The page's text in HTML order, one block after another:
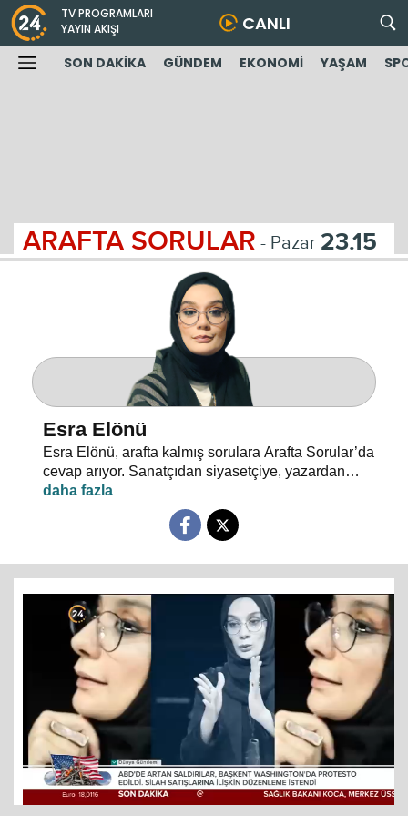
TV PROGRAMLARI
YAYIN AKIŞI
CANLI
SON DAKİKA GÜNDEM EKONOMİ YAŞAM
ARAFTA SORULAR - Pazar 23.15
Esra Elönü
Esra Elönü, arafta kalmış sorulara Arafta Sorular’da
cevap arıyor. Sanatçıdan siyasetçiye, yazardan
oyuncuya herkes kendi arafını bu programda anlatıyor.
Hayata, insana, gündem ve siyasete dair her şeyin
konuşulduğu, akıllara takılan, cevabı bulunamayan
konuklarına arafını sorgulatıyor.